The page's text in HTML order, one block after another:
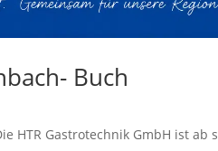
Buch
HTR Gastrotechnik GmbH ist ab